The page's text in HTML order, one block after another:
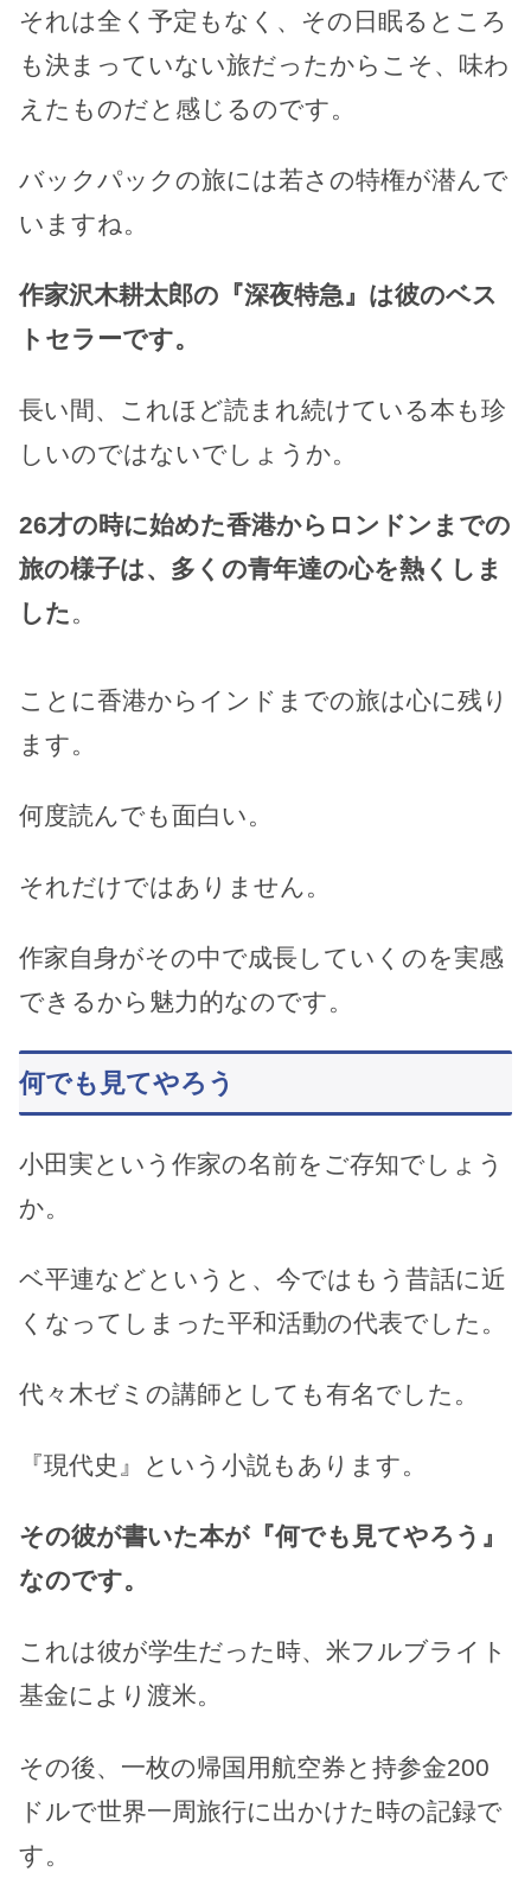
それは全く予定もなく、その日眠るところ
も決まっていない旅だったからこそ、味わ
えたものだと感じるのです。
バックパックの旅には若さの特権が潜んで
いますね。
作家沢木耕太郎の『深夜特急』は彼のベス
トセラーです。
長い間、これほど読まれ続けている本も珍
しいのではないでしょうか。
26才の時に始めた香港からロンドンまでの
旅の様子は、多くの青年達の心を熱くしま
した 。
ことに香港からインドまでの旅は心に残り
ます。
何度読んでも面白い。
それだけではありません。
作家自身がその中で成長していくのを実感
できるから魅力的なのです。
何でも見てやろう
小田実という作家の名前をご存知でしょう
か。
ベ平連などというと、今ではもう昔話に近
くなってしまった平和活動の代表でした。
代々木ゼミの講師としても有名でした。
『現代史』という小説もあります。
その彼が書いた本が『何でも見てやろう』
なのです。
これは彼が学生だった時、米フルブライト
基金により渡米。
その後、一枚の帰国用航空券と持参金200
ドルで世界一周旅行に出かけた時の記録で
す。